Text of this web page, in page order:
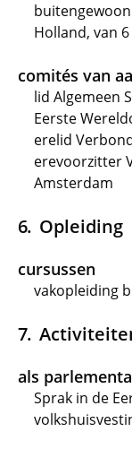
Holland, van
comités van
lid Algemeen
Eerste
erelid
erevoorzitter
Amsterdam
Opleiding
cursussen
vakopleiding
als
Sprak in de